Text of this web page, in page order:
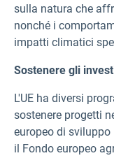
sulla natura che
nonché i
impatti climatici
Sostenere gli
L'UE ha diversi
sostenere progetti
europeo di sviluppo
il Fondo europeo